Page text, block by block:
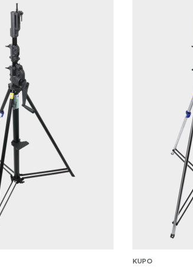
KUPO